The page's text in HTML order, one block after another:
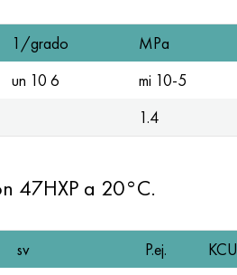
1/grado MPa
un 10 6 mi 10-5
1.4
47НХР a 20°C.
sv P.ej. KCU